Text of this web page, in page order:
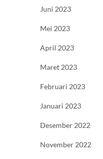
Juni 2023
Mei 2023
April 2023
Maret 2023
Februari 2023
Januari 2023
Desember 2022
November 2022